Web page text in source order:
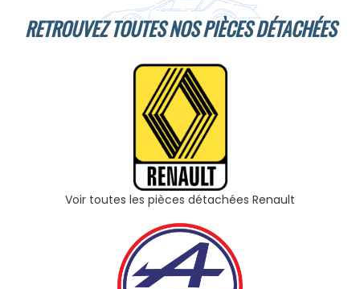
RETROUVEZ TOUTES NOS PIÈCES DÉTACHÉES
Voir toutes les pièces détachées Renault